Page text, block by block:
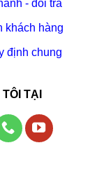
- đổi trả
khách hàng
định chung
TẠI